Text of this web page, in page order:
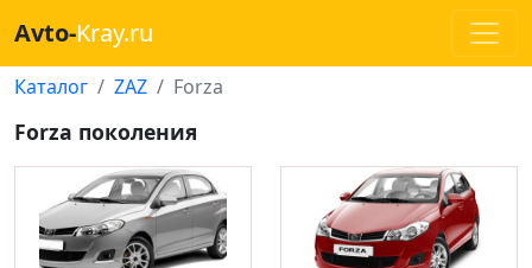
Avto-Kray.ru
Каталог ZAZ Forza
Forza поколения